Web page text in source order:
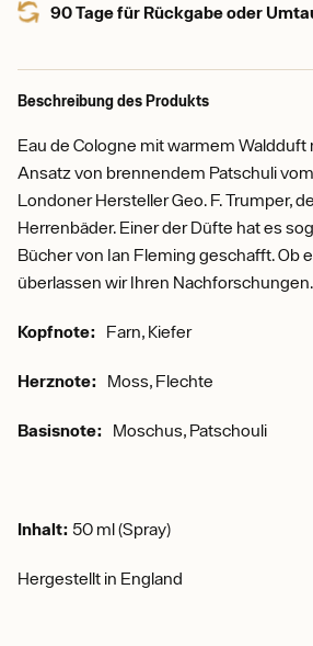
90 Tage für Rückgabe oder
Beschreibung des Produkts
Eau de Cologne mit warmem Waldduft
Ansatz von brennendem Patschuli
Londoner Hersteller Geo. F. Trumper,
Herrenbäder. Einer der Düfte hat es
Bücher von Ian Fleming geschafft. Ob
überlassen wir Ihren Nachforschungen.
Kopfnote: Farn, Kiefer
Herznote: Moss, Flechte
Basisnote: Moschus, Patschouli
Inhalt: 50 ml (Spray)
Hergestellt in England